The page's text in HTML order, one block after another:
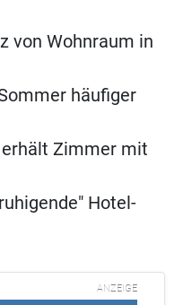
von Wohnraum in
häufiger
erhält Zimmer mit
Hotel-
ANZEIGE